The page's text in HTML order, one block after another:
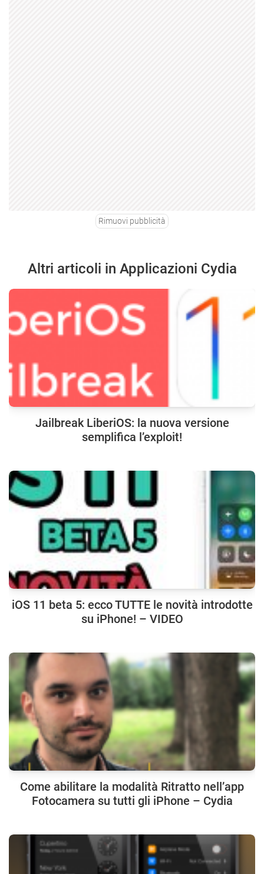
Rimuovi pubblicità
Altri articoli in Applicazioni Cydia
Jailbreak LiberiOS: la nuova versione
semplifica l’exploit!
iOS 11 beta 5: ecco TUTTE le novità introdotte
su iPhone! – VIDEO
Come abilitare la modalità Ritratto nell’app
Fotocamera su tutti gli iPhone – Cydia